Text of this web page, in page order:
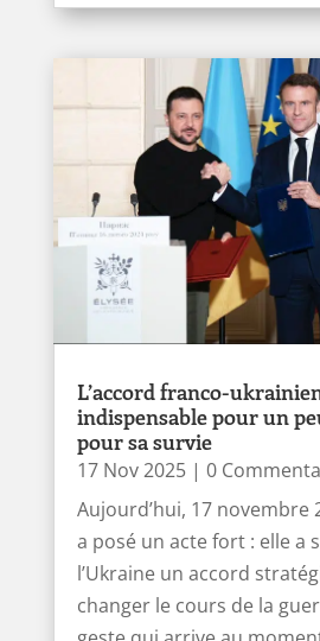
L’accord franco-
indispensable pour un
pour sa survie
17 Nov 2025| 0
Aujourd’hui, 17 novembre
a posé un acte fort : elle a
l’Ukraine un accord
changer le cours de la